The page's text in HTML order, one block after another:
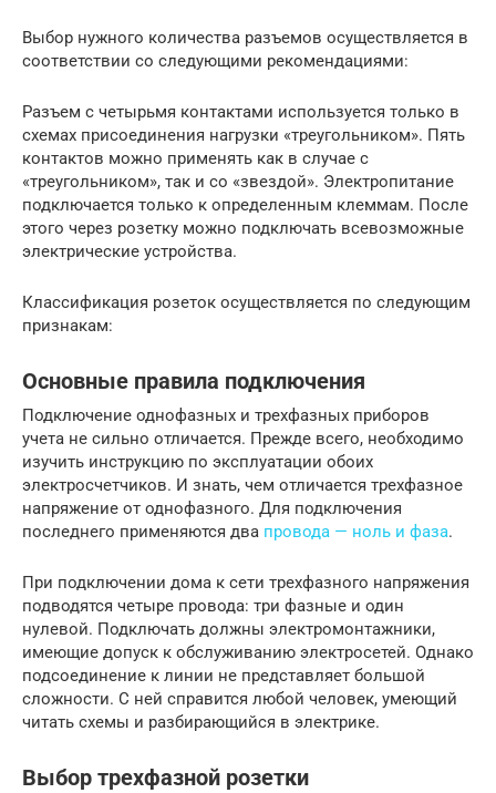
Выбор нужного количества разъемов осуществляется в
соответствии со следующими рекомендациями:
Разъем с четырьмя контактами используется только в
схемах присоединения нагрузки «треугольником». Пять
контактов можно применять как в случае с
«треугольником», так и со «звездой». Электропитание
подключается только к определенным клеммам. После
этого через розетку можно подключать всевозможные
электрические устройства.
Классификация розеток осуществляется по следующим
признакам:
Основные правила подключения
Подключение однофазных и трехфазных приборов
учета не сильно отличается. Прежде всего, необходимо
изучить инструкцию по эксплуатации обоих
электросчетчиков. И знать, чем отличается трехфазное
напряжение от однофазного. Для подключения
последнего применяются два провода — ноль и фаза.
При подключении дома к сети трехфазного напряжения
подводятся четыре провода: три фазные и один
нулевой. Подключать должны электромонтажники,
имеющие допуск к обслуживанию электросетей. Однако
подсоединение к линии не представляет большой
сложности. С ней справится любой человек, умеющий
читать схемы и разбирающийся в электрике.
Выбор трехфазной розетки